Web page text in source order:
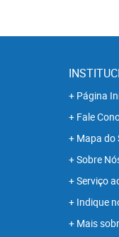
Página
Fale
Mapa do
Sobre
Serviço
Indique
Mais